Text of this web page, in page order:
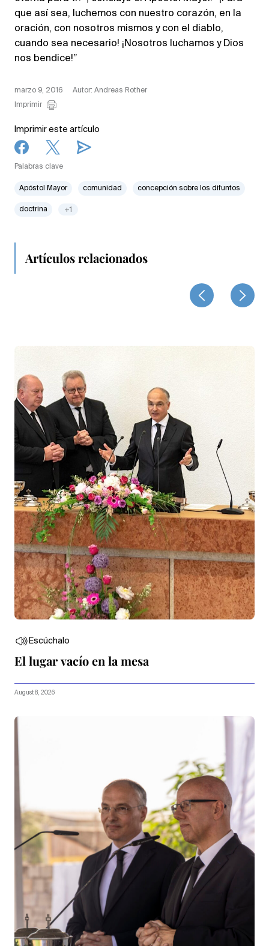
que así sea, luchemos con nuestro corazón, en la
oración, con nosotros mismos y con el diablo,
cuando sea necesario! ¡Nosotros luchamos y Dios
nos bendice!”
marzo 9, 2016
Autor: Andreas Rother
Imprimir
Imprimir este artículo
Palabras clave
Apóstol Mayor comunidad concepción sobre los difuntos
doctrina +1
Artículos relacionados
Escúchalo
El lugar vacío en la mesa
August 8, 2026